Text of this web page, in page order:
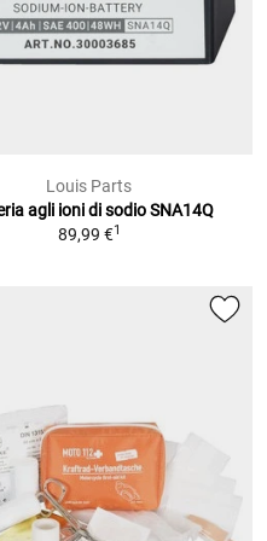
Louis Parts
agli ioni di sodio SNA14Q
89,99 €1